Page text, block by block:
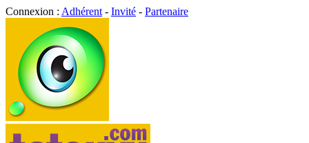
Connexion : Adhérent - Invité - Partenaire